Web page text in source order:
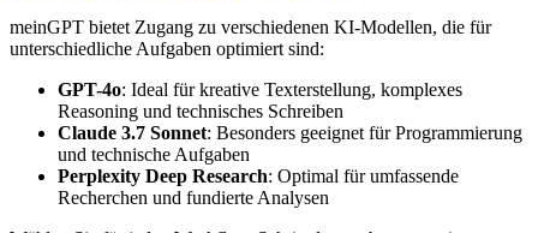
meinGPT bietet Zugang zu verschiedenen KI-Modellen, die für
unterschiedliche Aufgaben optimiert sind:
GPT-4o: Ideal für kreative Texterstellung, komplexes
Reasoning und technisches Schreiben
Claude 3.7 Sonnet: Besonders geeignet für Programmierung
und technische Aufgaben
Perplexity Deep Research: Optimal für umfassende
Recherchen und fundierte Analysen